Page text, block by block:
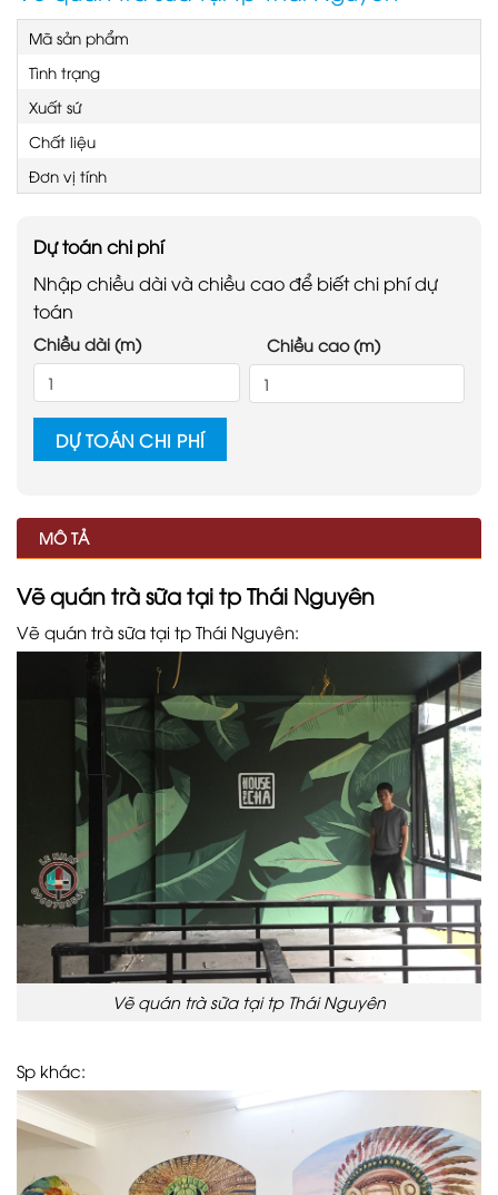
Mã sản phẩm
Tình trạng
Xuất sứ
Chất liệu
Đơn vị tính
Dự toán chi phí
Nhập chiều dài và chiều cao để biết chi phí dự
toán
Chiều dài (m) Chiều cao (m)
DỰ TOÁN CHI PHÍ
MÔ TẢ
Vẽ quán trà sữa tại tp Thái Nguyên
Vẽ quán trà sữa tại tp Thái Nguyên:
Vẽ quán trà sữa tại tp Thái Nguyên
Sp khác: